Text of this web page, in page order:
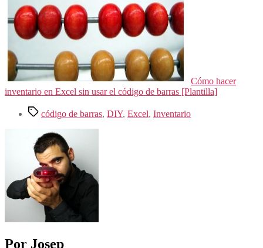
Cómo hacer
inventario en Excel sin usar el código de barras [Plantilla]
Etiquetas
código de barras, DIY, Excel, Inventario
Por Josep